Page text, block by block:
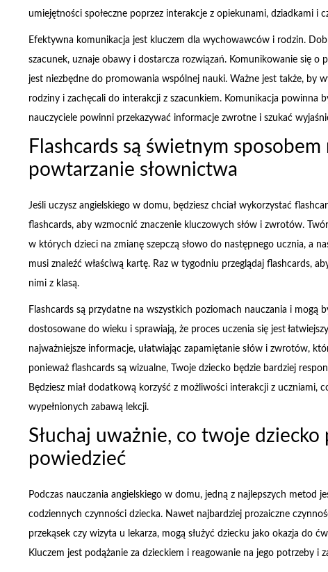
umiejętności społeczne poprzez interakcje z opiekunami, dziadkami i
Efektywna komunikacja jest kluczem dla wychowawców i rodzin.
szacunek, uznaje obawy i dostarcza rozwiązań. Komunikowanie się o
jest niezbędne do promowania wspólnej nauki. Ważne jest także, by
rodziny i zachęcali do interakcji z szacunkiem. Komunikacja powinna
nauczyciele powinni przekazywać informacje zwrotne i szukać
Flashcards są świetnym sposobem
powtarzanie słownictwa
Jeśli uczysz angielskiego w domu, będziesz chciał wykorzystać
flashcards, aby wzmocnić znaczenie kluczowych słów i zwrotów.
w których dzieci na zmianę szepczą słowo do następnego ucznia, a
musi znaleźć właściwą kartę. Raz w tygodniu przeglądaj flashcards,
nimi z klasą.
Flashcards są przydatne na wszystkich poziomach nauczania i mogą
dostosowane do wieku i sprawiają, że proces uczenia się jest
najważniejsze informacje, ułatwiając zapamiętanie słów i zwrotów,
ponieważ flashcards są wizualne, Twoje dziecko będzie bardziej
Będziesz miał dodatkową korzyść z możliwości interakcji z uczniami,
wypełnionych zabawą lekcji.
Słuchaj uważnie, co twoje dziecko
powiedzieć
Podczas nauczania angielskiego w domu, jedną z najlepszych metod
codziennych czynności dziecka. Nawet najbardziej prozaiczne
przekąsek czy wizyta u lekarza, mogą służyć dziecku jako okazja do
Kluczem jest podążanie za dzieckiem i reagowanie na jego potrzeby i